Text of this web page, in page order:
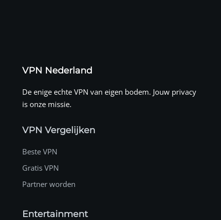
VPN Nederland
De enige echte VPN van eigen bodem. Jouw privacy
is onze missie.
VPN Vergelijken
Beste VPN
Gratis VPN
Partner worden
Entertainment